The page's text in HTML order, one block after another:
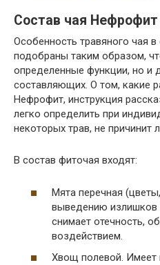
Состав чая Нефрофит
Особенность травяного чая
подобраны таким образом,
определенные функции, но и
составляющих. О том, какие
Нефрофит, инструкция
легко определить при
некоторых трав, не причинит
В состав фиточая входят:
Мята перечная
выведению излишков
снимает отечность,
воздействием.
Хвощ полевой. Имеет